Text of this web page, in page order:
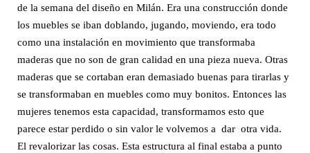
de la semana del diseño en Milán. Era una construcción donde
los muebles se iban doblando, jugando, moviendo, era todo
como una instalación en movimiento que transformaba
maderas que no son de gran calidad en una pieza nueva. Otras
maderas que se cortaban eran demasiado buenas para tirarlas y
se transformaban en muebles como muy bonitos. Entonces las
mujeres tenemos esta capacidad, transformamos esto que
parece estar perdido o sin valor le volvemos a dar otra vida.
El revalorizar las cosas. Esta estructura al final estaba a punto